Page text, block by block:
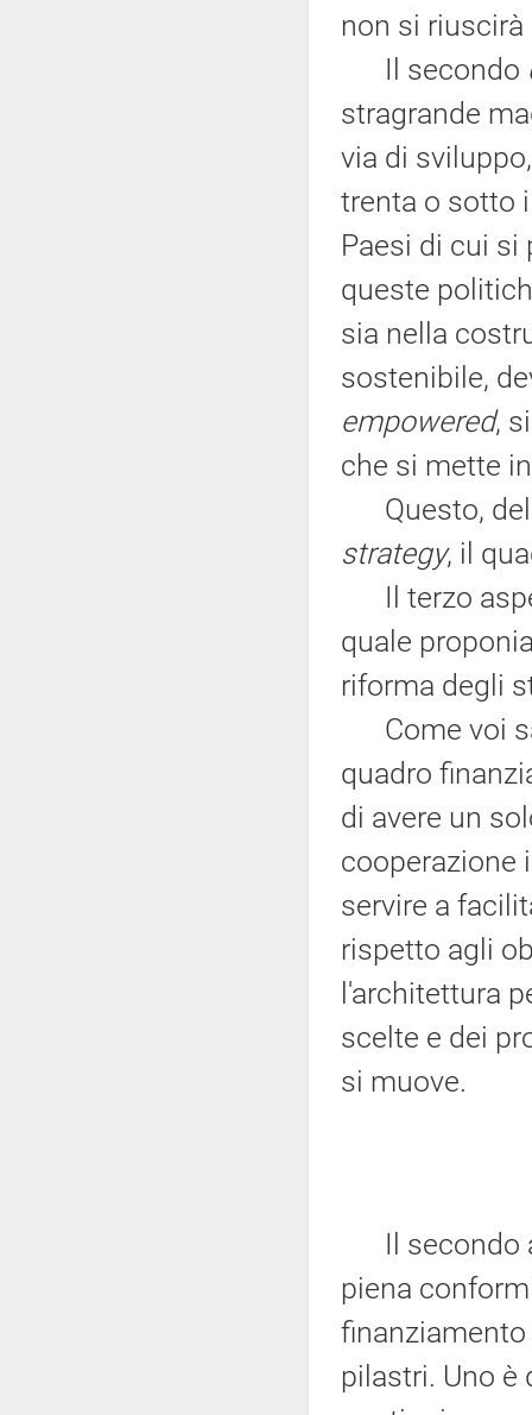
non si
Il secondo
stragrande
via di
trenta o sotto
Paesi di cui
queste
sia nella
sostenibile,
empowered,
che si mette
Questo,
strategy, il
Il terzo
quale
riforma degli
Come voi
quadro
di avere un
cooperazione
servire a
rispetto agli
l'architettura
scelte e dei
si muove.
Il secondo
piena
pilastri. Uno